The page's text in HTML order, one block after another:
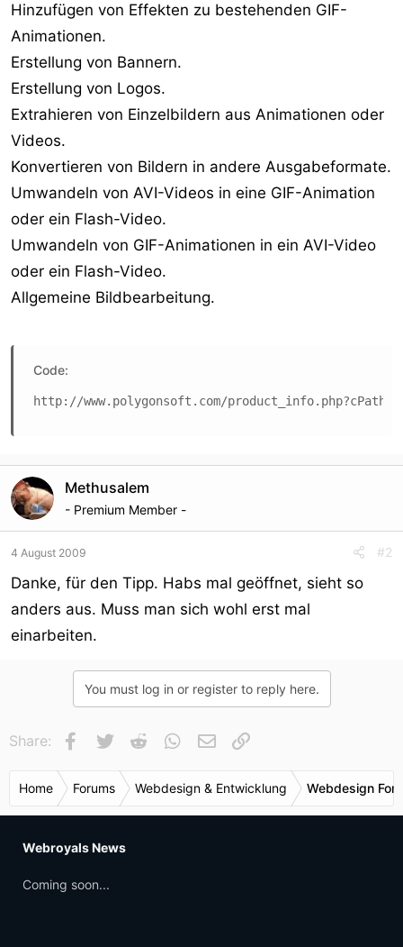
Hinzufügen von Effekten zu bestehenden GIF-
Animationen.
Erstellung von Bannern.
Erstellung von Logos.
Extrahieren von Einzelbildern aus Animationen oder
Videos.
Konvertieren von Bildern in andere Ausgabeformate.
Umwandeln von AVI-Videos in eine GIF-Animation
oder ein Flash-Video.
Umwandeln von GIF-Animationen in ein AVI-Video
oder ein Flash-Video.
Allgemeine Bildbearbeitung.
Code:
http://www.polygonsoft.com/
Methusalem
- Premium Member -
4 August 2009 #2
Danke, für den Tipp. Habs mal geöffnet, sieht so
anders aus. Muss man sich wohl erst mal
einarbeiten.
You must log in or register to reply here.
Share: Facebook
Twitter Reddit WhatsApp
E-Mail
Home Forums Webdesign & Entwicklung Webdesign
Webroyals News
Coming soon...